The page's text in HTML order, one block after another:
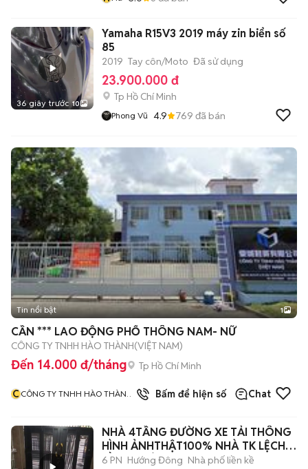
36 giây trước 10
Yamaha R15V3 2019 máy zin biển số
85
2019 Tay côn/Moto Đã sử dụng
23.900.000 đ
Tp Hồ Chí Minh
Phong Vũ 4.9 769 đã bán
Tin nổi bật 1
CẦN *** LAO ĐỘNG PHỔ THÔNG NAM- NỮ
CÔNG TY TNHH HÀO THÀNH(VIỆT NAM)
Đến 14.000 đ/tháng Tp Hồ Chí Minh
CCÔNG TY TNHH HÀO THÀNH
Bấm để hiện số Chat
NHÀ 4TẦNG ĐƯỜNG XE TẢI THÔNG
HÌNH ẢNHTHẬT100% NHÀ TK LỆCH
TẦNG GIÁP TB
6 PN Hướng Đông Nhà phố liền kề